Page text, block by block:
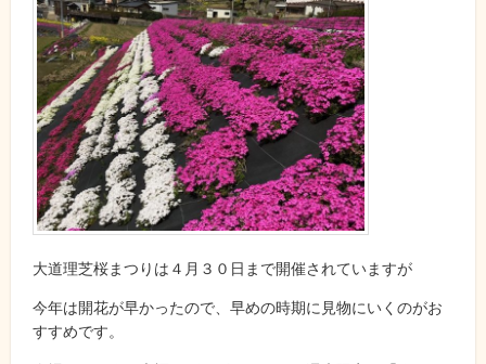
大道理芝桜まつりは４月３０日まで開催されていますが
今年は開花が早かったので、早めの時期に見物にいくのがお
すすめです。